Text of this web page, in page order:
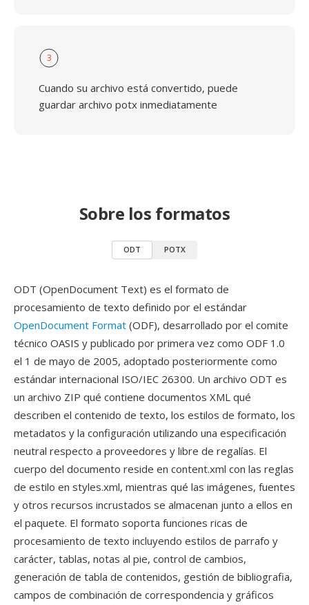
3
Cuando su archivo está convertido, puede
guardar archivo potx inmediatamente
Sobre los formatos
ODT POTX
ODT (OpenDocument Text) es el formato de
procesamiento de texto definido por el estándar
OpenDocument Format (ODF), desarrollado por el comite
técnico OASIS y publicado por primera vez como ODF 1.0
el 1 de mayo de 2005, adoptado posteriormente como
estándar internacional ISO/IEC 26300. Un archivo ODT es
un archivo ZIP qué contiene documentos XML qué
describen el contenido de texto, los estilos de formato, los
metadatos y la configuración utilizando una especificación
neutral respecto a proveedores y libre de regalías. El
cuerpo del documento reside en content.xml con las reglas
de estilo en styles.xml, mientras qué las imágenes, fuentes
y otros recursos incrustados se almacenan junto a ellos en
el paquete. El formato soporta funciones ricas de
procesamiento de texto incluyendo estilos de parrafo y
carácter, tablas, notas al pie, control de cambios,
generación de tabla de contenidos, gestión de bibliografia,
campos de combinación de correspondencia y gráficos